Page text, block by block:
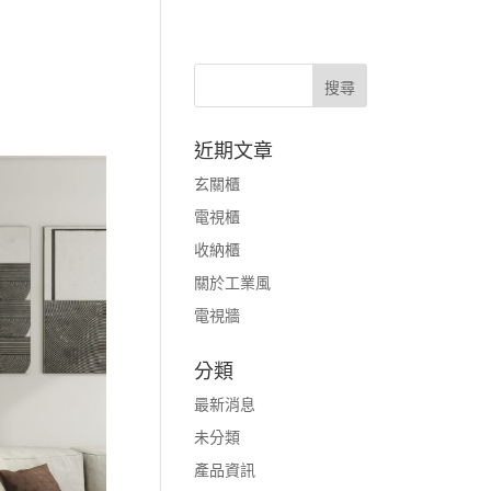
近期文章
玄關櫃
電視櫃
收納櫃
關於工業風
電視牆
分類
最新消息
未分類
產品資訊